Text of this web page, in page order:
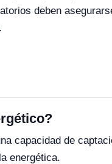
deben
capacidad de
energética.